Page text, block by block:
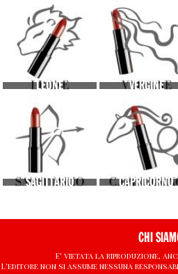
LEONE VERGINE
SAGITTARIO CAPRICORNO
CHI
E' vietata la riproduzione,
L'editore non si assume nessuna